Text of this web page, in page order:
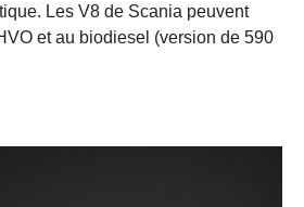
Les V8 de Scania peuvent
et au biodiesel (version de 590